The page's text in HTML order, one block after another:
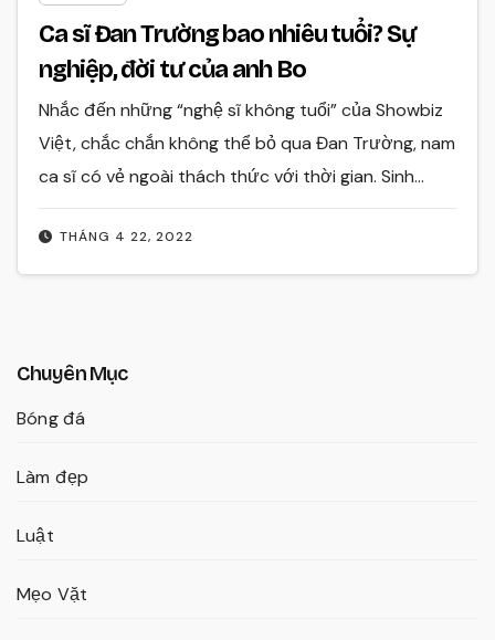
Ca sĩ Đan Trường bao nhiêu tuổi? Sự
nghiệp, đời tư của anh Bo
THÁNG 4 22, 2022
Nhắc đến những “nghệ sĩ không tuổi” của Showbiz
Việt, chắc chắn không thể bỏ qua Đan Trường, nam
ca sĩ có vẻ ngoài thách thức với thời gian. Sinh…
Chuyên Mục
Bóng đá
Làm đẹp
Luật
Mẹo Vặt